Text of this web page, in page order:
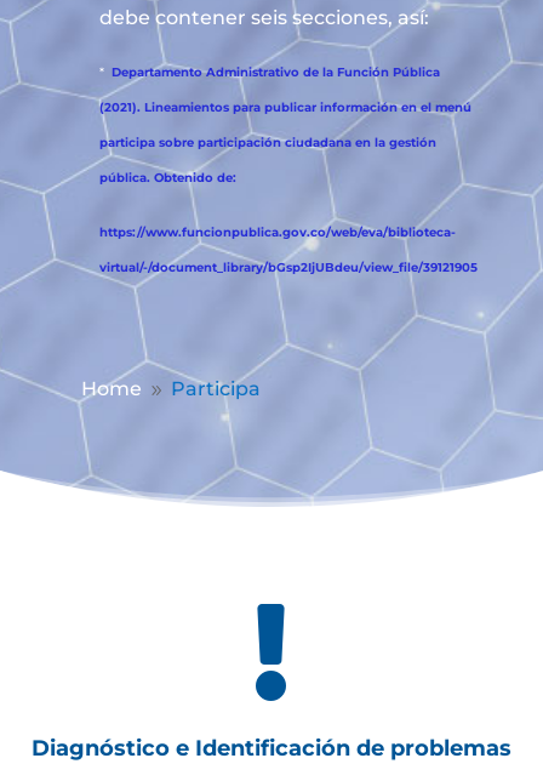
debe contener seis secciones, así:
* Departamento Administrativo de la Función Pública
(2021). Lineamientos para publicar información en el menú
participa sobre participación ciudadana en la gestión
pública. Obtenido de:
https://www.funcionpublica.gov.co/web/eva/biblioteca-
virtual/-/document_library/bGsp2IjUBdeu/view_file/39121905
Home 9 Participa

Diagnóstico e Identificación de problemas